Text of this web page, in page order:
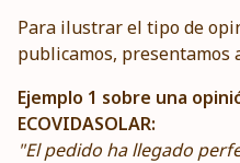
Para ilustrar el tipo de
publicamos, presentamos
Ejemplo 1 sobre una
ECOVIDASOLAR:
"El pedido ha llegado